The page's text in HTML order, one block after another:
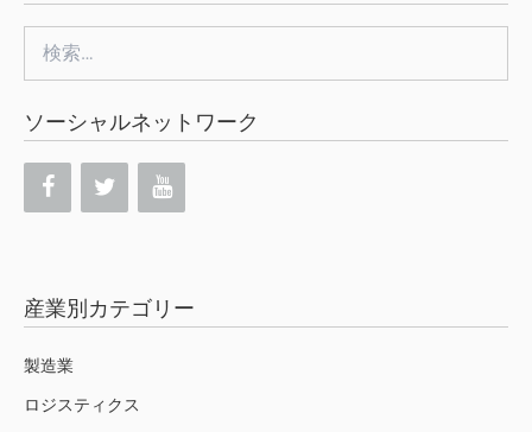
索:
ソーシャルネットワーク
産業別カテゴリー
製造業
ロジスティクス